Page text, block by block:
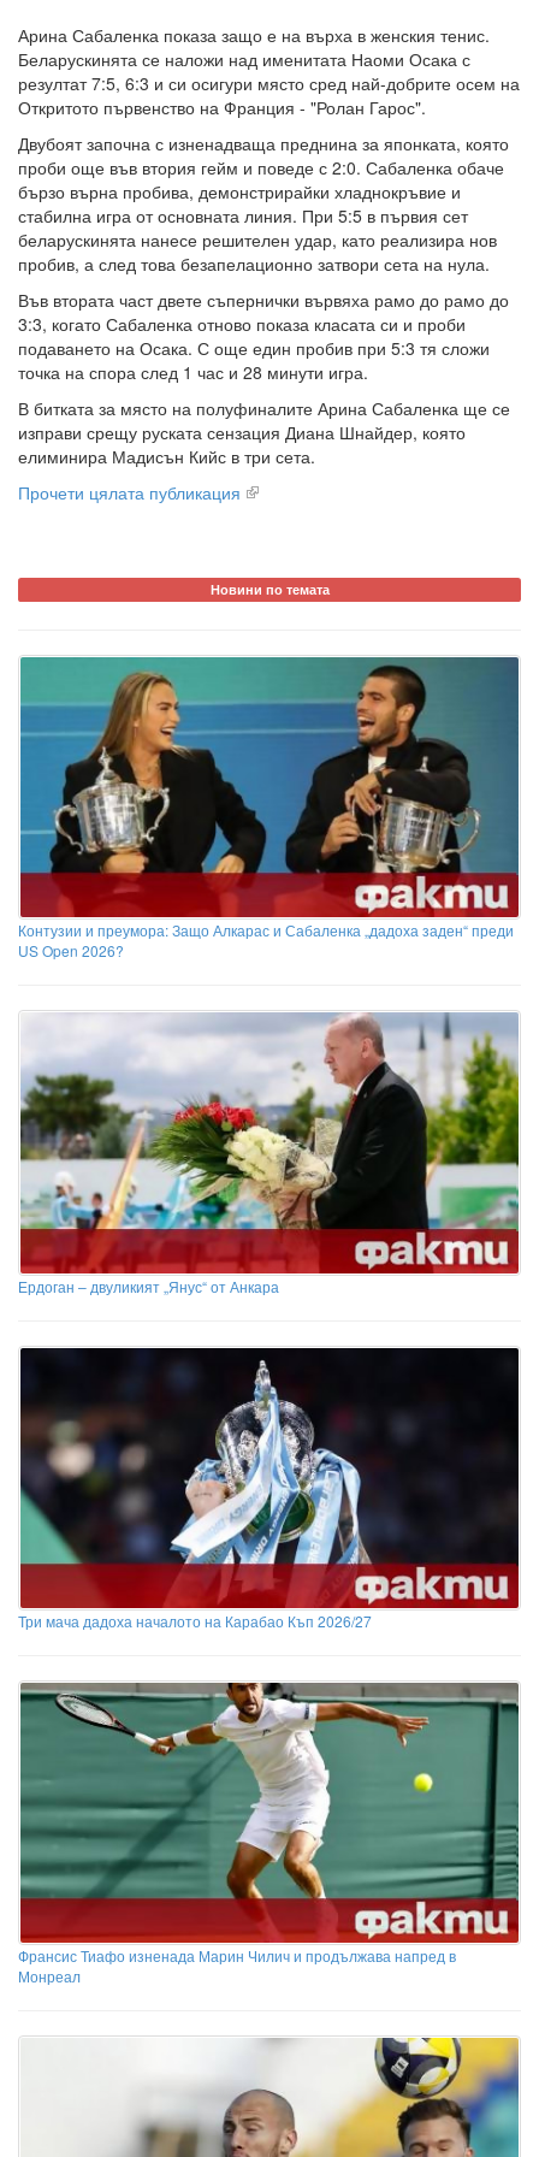
Арина Сабаленка показа защо е на върха в женския тенис.
Беларускинята се наложи над именитата Наоми Осака с
резултат 7:5, 6:3 и си осигури място сред най-добрите осем на
Откритото първенство на Франция - "Ролан Гарос".
Двубоят започна с изненадваща преднина за японката, която
проби още във втория гейм и поведе с 2:0. Сабаленка обаче
бързо върна пробива, демонстрирайки хладнокръвие и
стабилна игра от основната линия. При 5:5 в първия сет
беларускинята нанесе решителен удар, като реализира нов
пробив, а след това безапелационно затвори сета на нула.
Във втората част двете съпернички вървяха рамо до рамо до
3:3, когато Сабаленка отново показа класата си и проби
подаването на Осака. С още един пробив при 5:3 тя сложи
точка на спора след 1 час и 28 минути игра.
В битката за място на полуфиналите Арина Сабаленка ще се
изправи срещу руската сензация Диана Шнайдер, която
елиминира Мадисън Кийс в три сета.
Прочети цялата публикация
Новини по темата
Контузии и преумора: Защо Алкарас и Сабаленка „дадоха заден“ преди
US Open 2026?
Ердоган – двуликият „Янус“ от Анкара
Три мача дадоха началото на Карабао Къп 2026/27
Франсис Тиафо изненада Марин Чилич и продължава напред в
Монреал